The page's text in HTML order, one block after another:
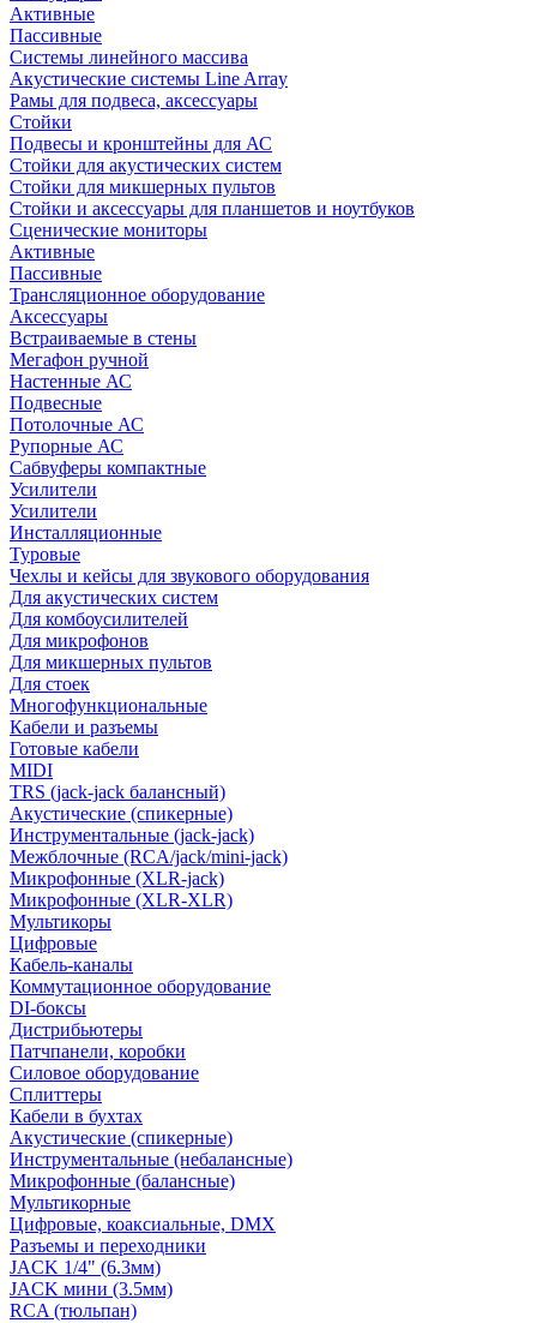
Активные
Пассивные
Системы линейного массива
Акустические системы Line Array
Рамы для подвеса, аксессуары
Стойки
Подвесы и кронштейны для АС
Стойки для акустических систем
Стойки для микшерных пультов
Стойки и аксессуары для планшетов и ноутбуков
Сценические мониторы
Активные
Пассивные
Трансляционное оборудование
Аксессуары
Встраиваемые в стены
Мегафон ручной
Настенные АС
Подвесные
Потолочные АС
Рупорные АС
Сабвуферы компактные
Усилители
Усилители
Инсталляционные
Туровые
Чехлы и кейсы для звукового оборудования
Для акустических систем
Для комбоусилителей
Для микрофонов
Для микшерных пультов
Для стоек
Многофункциональные
Кабели и разъемы
Готовые кабели
MIDI
TRS (jack-jack балансный)
Акустические (спикерные)
Инструментальные (jack-jack)
Межблочные (RCA/jack/mini-jack)
Микрофонные (XLR-jack)
Микрофонные (XLR-XLR)
Мультикоры
Цифровые
Кабель-каналы
Коммутационное оборудование
DI-боксы
Дистрибьютеры
Патчпанели, коробки
Силовое оборудование
Сплиттеры
Кабели в бухтах
Акустические (спикерные)
Инструментальные (небалансные)
Микрофонные (балансные)
Мультикорные
Цифровые, коаксиальные, DMX
Разъемы и переходники
JACK 1/4" (6.3мм)
JACK мини (3.5мм)
RCA (тюльпан)